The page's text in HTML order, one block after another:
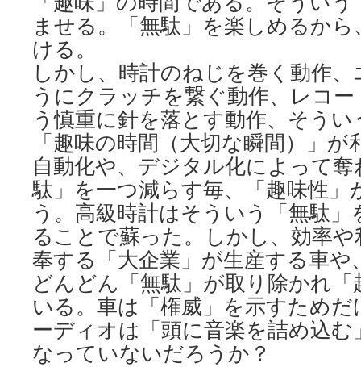
ませる。「無駄」を楽しめるか
ける。
しかし、時計のねじを巻く動作
うにクラッチを繋ぐ動作、レコ
う慎重に針を落とす動作、そう
「趣味の時間（大切な瞬間）」
自動化や、デジタル化によって
駄」を一つ減らす毎、「趣味性」
う。高級時計はそういう「無駄
ることで蘇った。しかし、効率
奉する「大企業」が生産する車
どんどん「無駄」が取り除かれ
いる。車は「権威」を示すため
ーディオは「頭に音楽を詰め込
なっていないだろうか？